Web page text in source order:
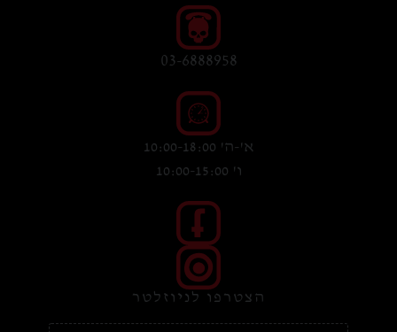
03-6888958
א'-ה' 10:00-18:00
ו' 10:00-15:00
הצטרפו לניוזלטר